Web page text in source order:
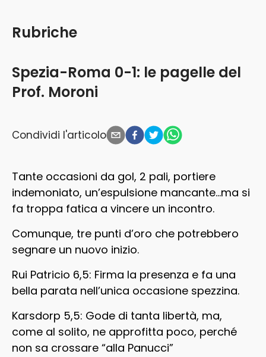
Spezia-Roma 0-1: le pagelle del
Prof. Moroni
Rubriche
Condividi l'articolo
Tante occasioni da gol, 2 pali, portiere
indemoniato, un’espulsione mancante…ma si
fa troppa fatica a vincere un incontro.
Comunque, tre punti d’oro che potrebbero
segnare un nuovo inizio.
Rui Patricio 6,5: Firma la presenza e fa una
bella parata nell’unica occasione spezzina.
Karsdorp 5,5: Gode di tanta libertà, ma,
come al solito, ne approfitta poco, perché
non sa crossare “alla Panucci”